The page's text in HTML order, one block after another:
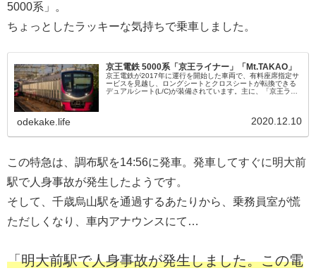
5000系」。
ちょっとしたラッキーな気持ちで乗車しました。
京王電鉄 5000系「京王ライナー」「Mt.TAKAO」
京王電鉄が2017年に運行を開始した車両で、有料座席指定サ
ービスを見越し、ロングシートとクロスシートが転換できる
デュアルシート(L/C)が装備されています。主に、「京王ライ
odekake.life 2020.12.10
この特急は、調布駅を14:56に発車。発車してすぐに明大前
駅で人身事故が発生したようです。
そして、千歳烏山駅を通過するあたりから、乗務員室が慌
ただしくなり、車内アナウンスにて…
「明大前駅で人身事故が発生しました。この電